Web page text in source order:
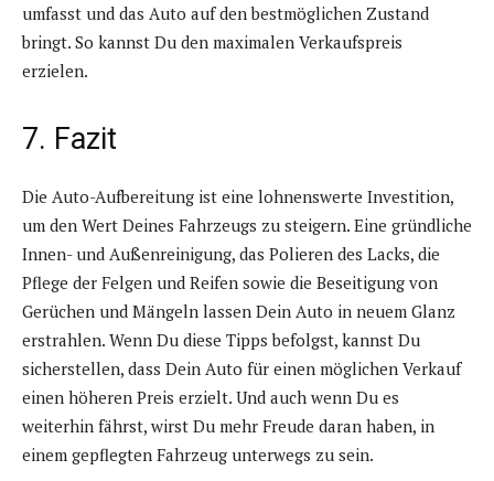
umfasst und das Auto auf den bestmöglichen Zustand
bringt. So kannst Du den maximalen Verkaufspreis
erzielen.
7. Fazit
Die Auto-Aufbereitung ist eine lohnenswerte Investition,
um den Wert Deines Fahrzeugs zu steigern. Eine gründliche
Innen- und Außenreinigung, das Polieren des Lacks, die
Pflege der Felgen und Reifen sowie die Beseitigung von
Gerüchen und Mängeln lassen Dein Auto in neuem Glanz
erstrahlen. Wenn Du diese Tipps befolgst, kannst Du
sicherstellen, dass Dein Auto für einen möglichen Verkauf
einen höheren Preis erzielt. Und auch wenn Du es
weiterhin fährst, wirst Du mehr Freude daran haben, in
einem gepflegten Fahrzeug unterwegs zu sein.